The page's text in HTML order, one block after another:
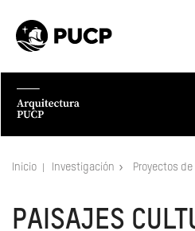
Inicio Investigación Proyectos
PAISAJES